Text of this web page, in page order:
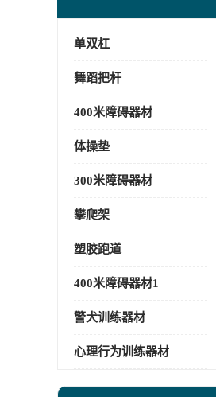
单双杠
舞蹈把杆
400米障碍器材
体操垫
300米障碍器材
攀爬架
塑胶跑道
400米障碍器材1
警犬训练器材
心理行为训练器材